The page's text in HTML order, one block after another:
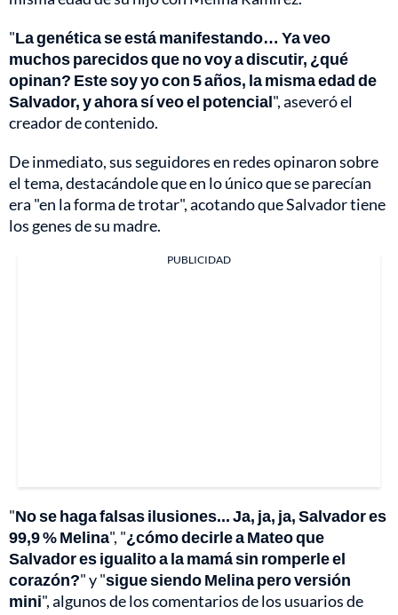
"La genética se está manifestando… Ya veo
muchos parecidos que no voy a discutir, ¿qué
opinan? Este soy yo con 5 años, la misma edad de
Salvador, y ahora sí veo el potencial", aseveró el
creador de contenido.
De inmediato, sus seguidores en redes opinaron sobre
el tema, destacándole que en lo único que se parecían
era "en la forma de trotar", acotando que Salvador tiene
los genes de su madre.
PUBLICIDAD
"No se haga falsas ilusiones... Ja, ja, ja, Salvador es
99,9 % Melina", "¿cómo decirle a Mateo que
Salvador es igualito a la mamá sin romperle el
corazón?" y "sigue siendo Melina pero versión
mini", algunos de los comentarios de los usuarios de